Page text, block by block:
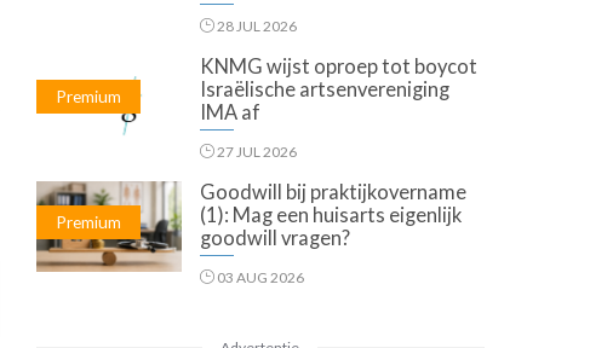
28 JUL 2026
Premium
KNMG wijst oproep tot boycot
Israëlische artsenvereniging
IMA af
27 JUL 2026
Premium
Goodwill bij praktijkovername
(1): Mag een huisarts eigenlijk
goodwill vragen?
03 AUG 2026